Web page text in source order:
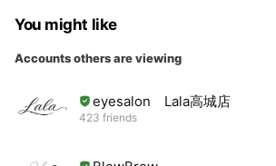
You might like
Accounts others are viewing
eyesalon Lala高城店
423 friends